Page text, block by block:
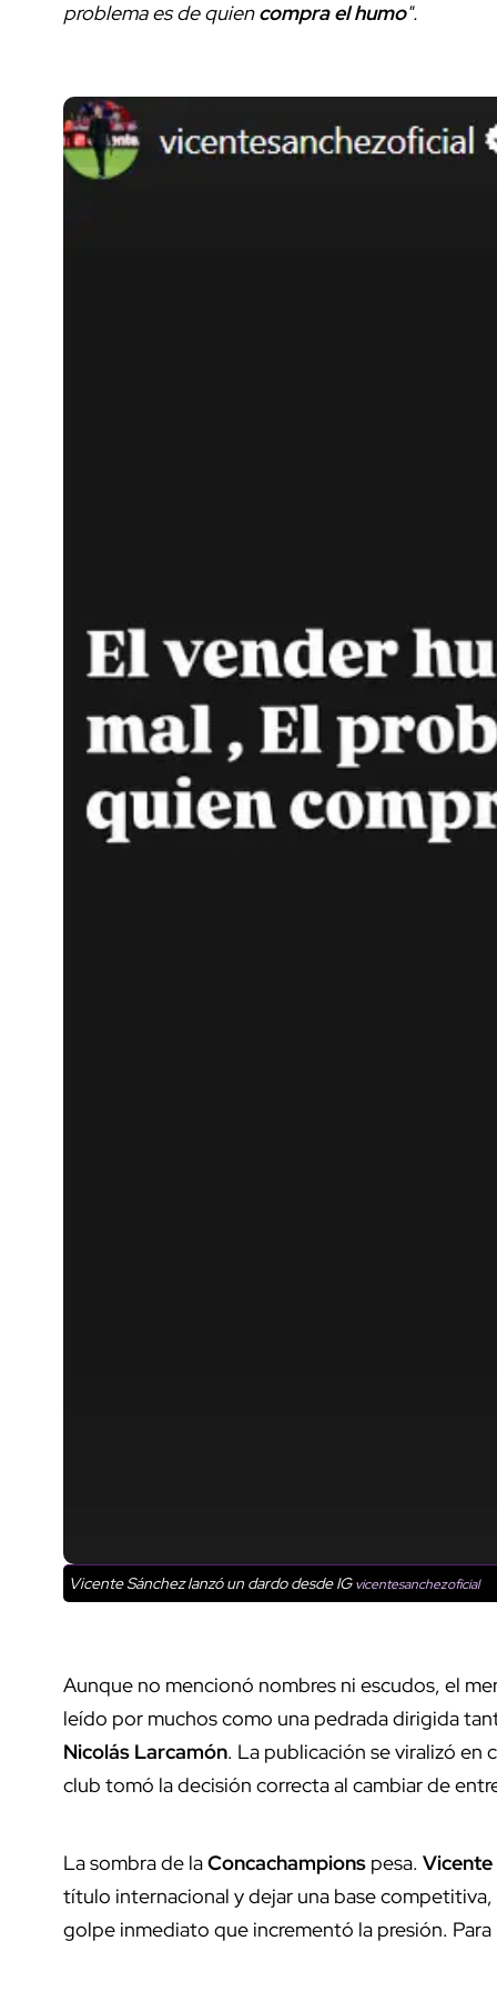
problema es de quiencompra el humo".
Vicente Sánchez lanzó un dardo desde IGvicentesanchezoficial
Aunque no mencionó nombres ni escudos, el
leído por muchos como una pedrada dirigida
Nicolás Larcamón. La publicación se viralizó en
club tomó la decisión correcta al cambiar de
La sombra de laConcachampions pesa. Vicente
título internacional y dejar una base
golpe inmediato que incrementó la presión.